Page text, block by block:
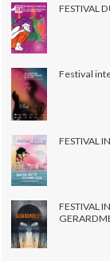
FESTIVAL
Festival
FESTIVAL
FESTIVAL